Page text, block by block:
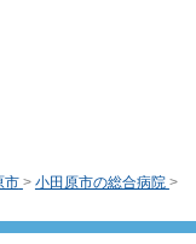
市 > 小田原市の総合病院 >